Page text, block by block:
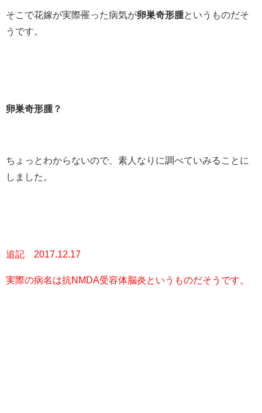
そこで花嫁が実際罹った病気が卵巣奇形腫というものだそ
うです。
卵巣奇形腫？
ちょっとわからないので、素人なりに調べていみることに
しました。
追記 2017.12.17
実際の病名は抗NMDA受容体脳炎というものだそうです。